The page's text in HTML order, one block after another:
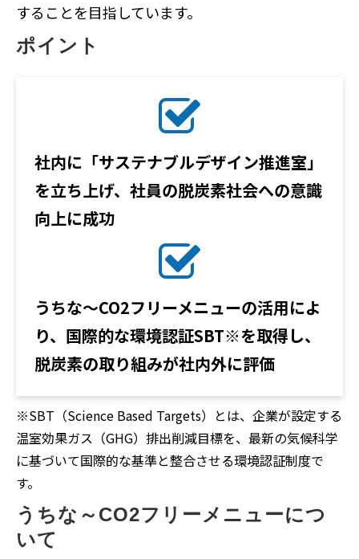
することを目指しています。
ポイント
社内に「サステナブルデザイン推進室」
を立ち上げ、社員の脱炭素社会への意識
向上に成功
うちな～CO2フリーメニューの活用によ
り、国際的な環境認証SBT※を取得し、
脱炭素の取り組みが社内外に評価
※SBT（Science Based Targets）とは、企業が設定する
温室効果ガス（GHG）排出削減目標を、最新の気候科学
に基づいて国際的な基準と整合させる環境認証制度で
す。
うちな～CO2フリーメニューにつ
いて